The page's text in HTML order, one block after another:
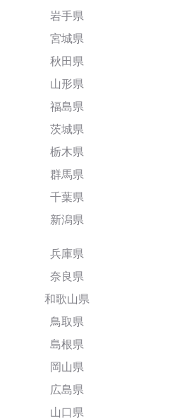
岩手県
宮城県
秋田県
山形県
福島県
茨城県
栃木県
群馬県
千葉県
新潟県
兵庫県
奈良県
和歌山県
鳥取県
島根県
岡山県
広島県
山口県